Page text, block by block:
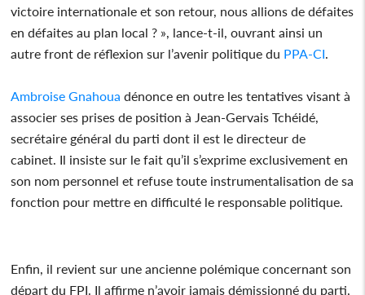
victoire internationale et son retour, nous allions de défaites
en défaites au plan local ? », lance-t-il, ouvrant ainsi un
autre front de réflexion sur l’avenir politique du PPA-CI
Ambroise Gnahoua dénonce en outre les tentatives visant à
associer ses prises de position à Jean-Gervais Tchéidé,
secrétaire général du parti dont il est le directeur de
cabinet. Il insiste sur le fait qu’il s’exprime exclusivement en
son nom personnel et refuse toute instrumentalisation de sa
fonction pour mettre en difficulté le responsable politique.
Enfin, il revient sur une ancienne polémique concernant son
départ du FPI. Il affirme n’avoir jamais démissionné du parti,